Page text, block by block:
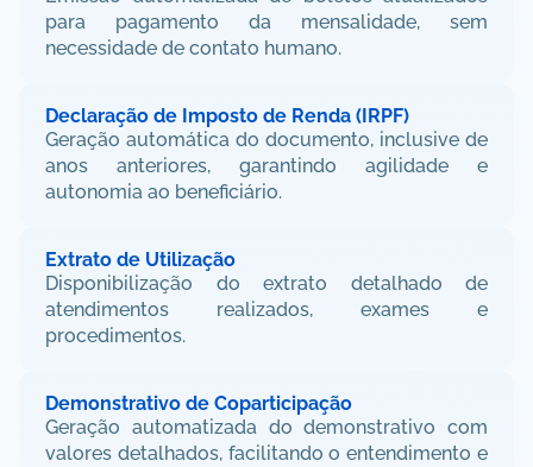
para pagamento da mensalidade, sem
necessidade de contato humano.
Declaração de Imposto de Renda (IRPF)
Geração automática do documento, inclusive de
anos anteriores, garantindo agilidade e
autonomia ao beneficiário.
Extrato de Utilização
Disponibilização do extrato detalhado de
atendimentos realizados, exames e
procedimentos.
Demonstrativo de Coparticipação
Geração automatizada do demonstrativo com
valores detalhados, facilitando o entendimento e